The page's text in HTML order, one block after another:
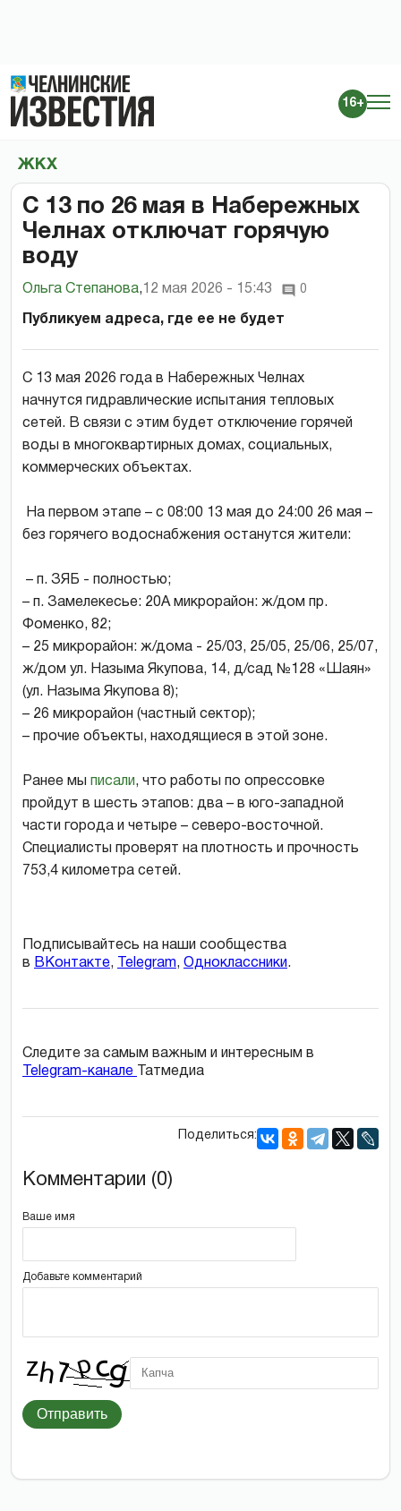
16+
ЖКХ
С 13 по 26 мая в Набережных
Челнах отключат горячую
воду
Ольга Степанова, 12 мая 2026 - 15:43 0
Публикуем адреса, где ее не будет
С 13 мая 2026 года в Набережных Челнах
начнутся гидравлические испытания тепловых
сетей. В связи с этим будет отключение горячей
воды в многоквартирных домах, социальных,
коммерческих объектах.
На первом этапе – с 08:00 13 мая до 24:00 26 мая –
без горячего водоснабжения останутся жители:
– п. ЗЯБ - полностью;
– п. Замелекесье: 20А микрорайон: ж/дом пр.
Фоменко, 82;
– 25 микрорайон: ж/дома - 25/03, 25/05, 25/06, 25/07,
ж/дом ул. Назыма Якупова, 14, д/сад №128 «Шаян»
(ул. Назыма Якупова 8);
– 26 микрорайон (частный сектор);
– прочие объекты, находящиеся в этой зоне.
Ранее мы писали, что работы по опрессовке
пройдут в шесть этапов: два – в юго-западной
части города и четыре – северо-восточной.
Специалисты проверят на плотность и прочность
753,4 километра сетей.
Подписывайтесь на наши сообщества
в ВКонтакте, Telegram, Одноклассники.
Следите за самым важным и интересным в
Telegram-канале
Татмедиа
Поделиться:
Комментарии (0)
Ваше имя
Добавьте комментарий
Отправить